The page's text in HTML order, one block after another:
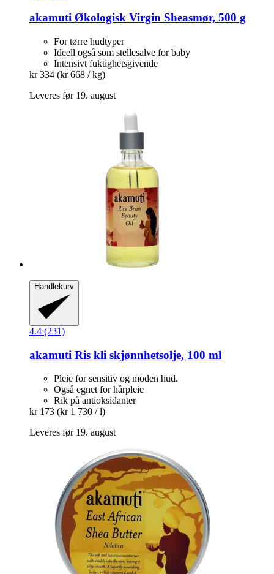
akamuti Økologisk Virgin Sheasmør, 500 g
For tørre hudtyper
Ideell også som stellesalve for baby
Intensivt fuktighetsgivende
kr 334 (kr 668 / kg)
Leveres før 19. august
Handlekurv
4.4 (231)
akamuti Ris kli skjønnhetsolje, 100 ml
Pleie for sensitiv og moden hud.
Også egnet for hårpleie
Rik på antioksidanter
kr 173 (kr 1 730 / l)
Leveres før 19. august